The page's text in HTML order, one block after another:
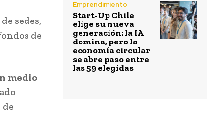
sedes,
de
medio
Emprendimiento
Start-Up Chile
elige su nueva
generación: la IA
domina, pero la
economía circular
se abre paso entre
las 59 elegidas